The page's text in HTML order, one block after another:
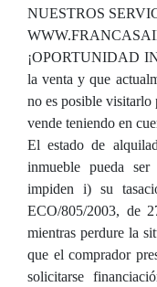
NUESTROS
¡OPORTUNIDAD
la venta y que
no es posible
vende teniendo en
El estado de
inmueble pueda
impiden i) su
ECO/805/2003, de
mientras perdure la
que el comprador
solicitarse